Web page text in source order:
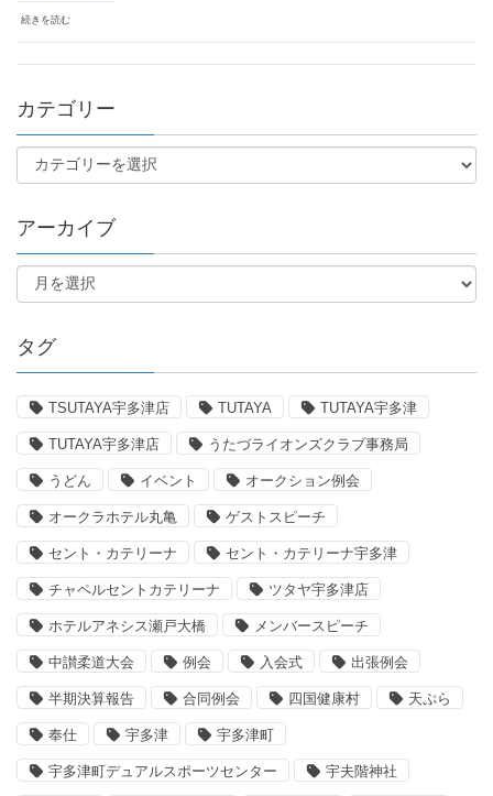
続きを読む
カテゴリー
アーカイブ
タグ
TSUTAYA宇多津店 TUTAYA TUTAYA宇多津
TUTAYA宇多津店 うたづライオンズクラブ事務局
うどん イベント オークション例会
オークラホテル丸亀 ゲストスピーチ
セント・カテリーナ セント・カテリーナ宇多津
チャペルセントカテリーナ ツタヤ宇多津店
ホテルアネシス瀬戸大橋 メンバースピーチ
中讃柔道大会 例会 入会式 出張例会
半期決算報告 合同例会 四国健康村 天ぷら
奉仕 宇多津 宇多津町
宇多津町デュアルスポーツセンター 宇夫階神社